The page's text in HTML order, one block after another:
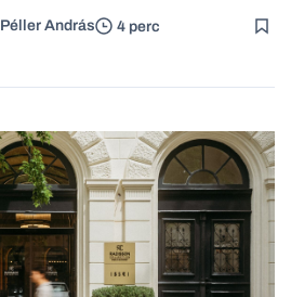
passzív jövedelem és az
anyagi függetlenség?
Péller András 4 perc